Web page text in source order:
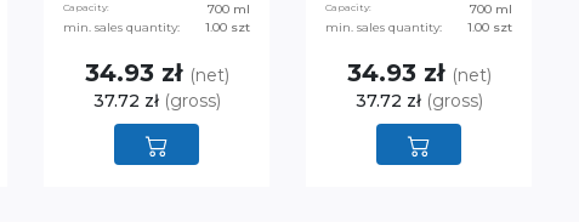
Capacity:
700 ml
min. sales quantity:
1.00 szt
34.93 zł (net)
37.72 zł (gross)
Capacity:
700 ml
min. sales quantity:
1.00 szt
34.93 zł (net)
37.72 zł (gross)